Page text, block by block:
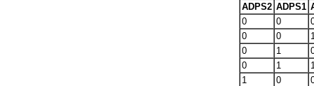
ADPS2 ADPS1
0
0
0
0
0
1
0
1
1
0